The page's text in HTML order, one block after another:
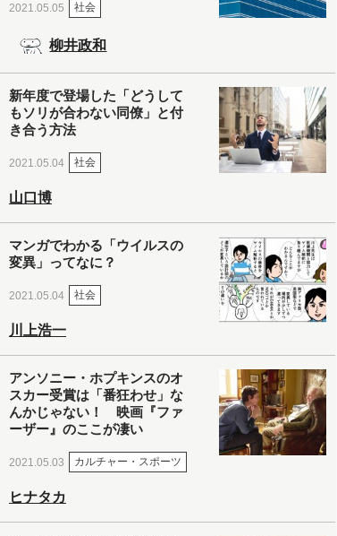
2021.05.05 社会
柳井政和
新年度で登場した「どうして
もソリが合わない同僚」と付
き合う方法
2021.05.04 社会
山口博
マンガでわかる「ウイルスの
変異」ってなに？
2021.05.04 社会
川上浩一
アンソニー・ホプキンスのオ
スカー受賞は「番狂わせ」な
んかじゃない！ 映画『ファ
ーザー』のここが凄い
2021.05.03 カルチャー・スポーツ
ヒナタカ